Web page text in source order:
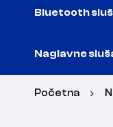
Bluetooth
Naglavne
Početna